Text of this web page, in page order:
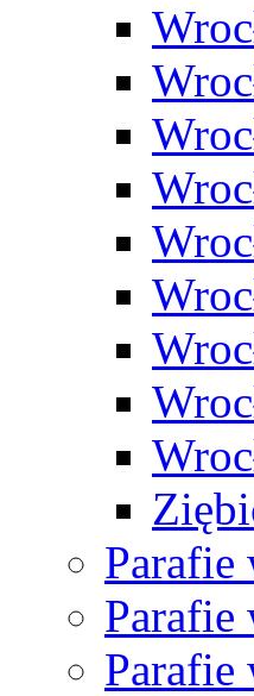
Parafie
Parafie
Parafie